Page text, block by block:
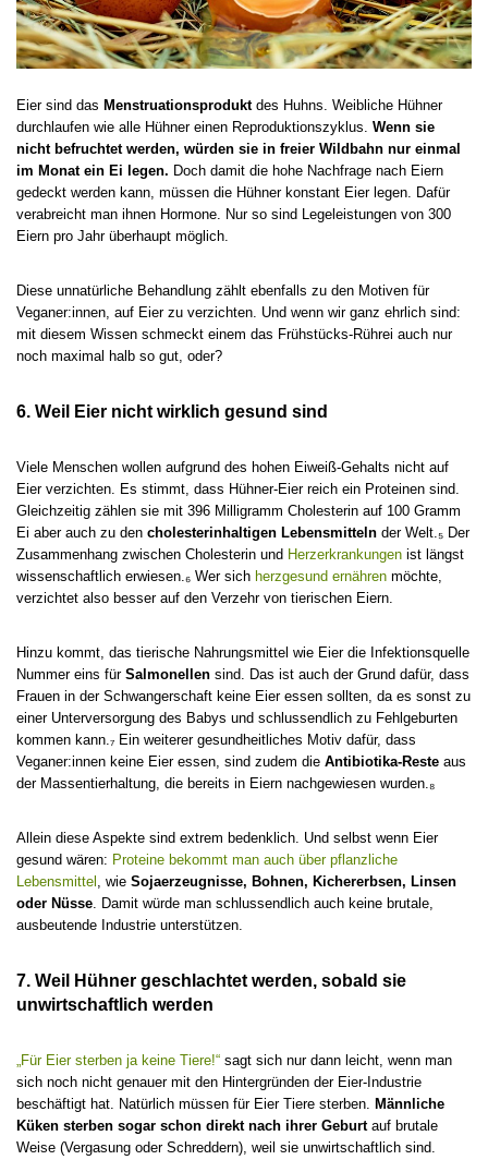
Eier sind das Menstruationsproduktdes Huhns. Weibliche Hühner
durchlaufen wie alle Hühner einen Reproduktionszyklus. Wenn sie
nicht befruchtet werden, würden sie in freier Wildbahn nur einmal
im Monat ein Ei legen. Doch damit die hohe Nachfrage nach Eiern
gedeckt werden kann, müssen die Hühner konstant Eier legen. Dafür
verabreicht man ihnen Hormone. Nur so sind Legeleistungen von 300
Eiern pro Jahr überhaupt möglich.
Diese unnatürliche Behandlung zählt ebenfalls zu den Motiven für
Veganer:innen, auf Eier zu verzichten. Und wenn wir ganz ehrlich sind:
mit diesem Wissen schmeckt einem das Frühstücks-Rührei auch nur
noch maximal halb so gut, oder?
6. Weil Eier nicht wirklich gesund sind
Viele Menschen wollen aufgrund des hohen Eiweiß-Gehalts nicht auf
Eier verzichten. Es stimmt, dass Hühner-Eier reich ein Proteinen sind.
Gleichzeitig zählen sie mit 396 Milligramm Cholesterin auf 100 Gramm
Ei aber auch zu den cholesterinhaltigen Lebensmitteln der Welt.₅ Der
Zusammenhang zwischen Cholesterin und Herzerkrankungen ist längst
wissenschaftlich erwiesen.₆ Wer sich herzgesund ernähren möchte,
verzichtet also besser auf den Verzehr von tierischen Eiern.
Hinzu kommt, das tierische Nahrungsmittel wie Eier die Infektionsquelle
Nummer eins für Salmonellen sind. Das ist auch der Grund dafür, dass
Frauen in der Schwangerschaft keine Eier essen sollten, da es sonst zu
einer Unterversorgung des Babys und schlussendlich zu Fehlgeburten
kommen kann.₇ Ein weiterer gesundheitliches Motiv dafür, dass
Veganer:innen keine Eier essen, sind zudem die Antibiotika-Reste aus
der Massentierhaltung, die bereits in Eiern nachgewiesen wurden.₈
Allein diese Aspekte sind extrem bedenklich. Und selbst wenn Eier
gesund wären: Proteine bekommt man auch über pflanzliche
Lebensmittel , wie Sojaerzeugnisse, Bohnen, Kichererbsen, Linsen
oder Nüsse. Damit würde man schlussendlich auch keine brutale,
ausbeutende Industrie unterstützen.
7. Weil Hühner geschlachtet werden, sobald sie
unwirtschaftlich werden
„Für Eier sterben ja keine Tiere!“ sagt sich nur dann leicht, wenn man
sich noch nicht genauer mit den Hintergründen der Eier-Industrie
beschäftigt hat. Natürlich müssen für Eier Tiere sterben. Männliche
Küken sterben sogar schon direkt nach ihrer Geburtauf brutale
Weise (Vergasung oder Schreddern), weil sie unwirtschaftlich sind.